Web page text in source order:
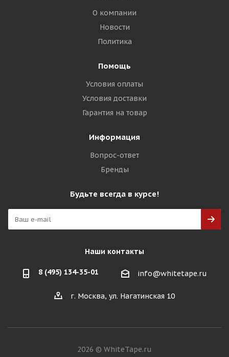
О компании
Новости
Политика
Помощь
Условия оплаты
Условия доставки
Гарантия на товар
Информация
Вопрос-ответ
Бренды
Будьте всегда в курсе!
Наши контакты
8 (495) 134-35-01 info@whitetape.ru
г. Москва, ул. Нагатинская 10
2026 © WhiteTape.ru